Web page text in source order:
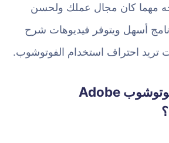
مهما كان مجال عملك ولحسن
أسهل ويتوفر فيديوهات شرح
تريد احتراف استخدام الفوتوشوب.
ما هو برنامج فوتوشوب Adobe